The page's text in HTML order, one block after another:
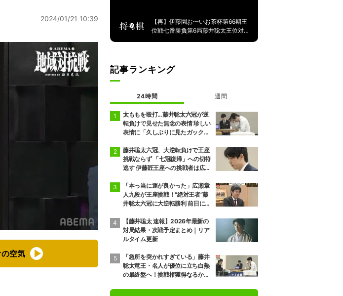
2024/01/21 10:39
空気
【再】伊藤園お〜いお茶杯第66期王
位戦七番勝負第6局藤井聡太王位対永
記事ランキング
24時間 週間
太ももを殴打…藤井聡太六冠が逆
転負けで見せた無念の表情 珍しい
表情に「久しぶりに見たガック
藤井聡太六冠、大逆転負けで王座
挑戦ならず 「七冠復帰」への切符
逃す 伊藤匠王座への挑戦者は広瀬
「本っ当に運が良かった」広瀬章
人九段が王座挑戦！“絶対王者”藤
井聡太六冠に大逆転勝利 前日には
も【藤井聡太 速報】2026年最新の
対局結果・次戦予定まとめ｜リア
ルタイム更新
「急所を突かれすぎている」藤井
聡太竜王・名人が優位に立ち白熱
の最終盤へ！挑戦権獲得なるか、